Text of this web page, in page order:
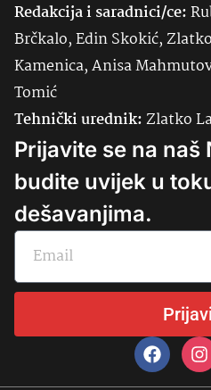
Redakcija i saradnici/ce:
Brčkalo, Edin Skokić,
Kamenica, Anisa
Tomić
Tehnički urednik:Zlatko
Prijavite se na naš
budite uvijek u
dešavanjima.